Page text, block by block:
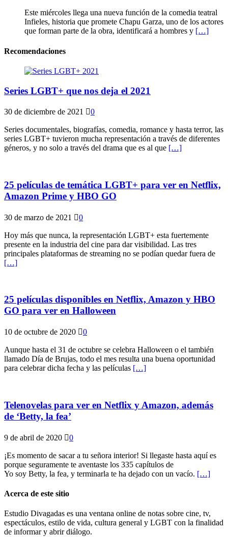
Este miércoles llega una nueva función de la comedia teatral
Infieles, historia que promete Chapu Garza, uno de los actores
que forman parte de la obra, identificará a hombres y […]
Recomendaciones
Series LGBT+ que nos deja el 2021
30 de diciembre de 2021 0
Series documentales, biografías, comedia, romance y hasta terror, las
series LGBT+ tuvieron mucha representación a través de diferentes
géneros, y no solo a través del drama que es al que […]
25 películas de temática LGBT+ para ver en Netflix,
Amazon Prime y HBO GO
30 de marzo de 2021 0
Hoy más que nunca, la representación LGBT+ esta fuertemente
presente en la industria del cine para dar visibilidad. Las tres
principales plataformas de streaming no se podían quedar fuera de
[…]
25 películas disponibles en Netflix, Amazon y HBO
GO para ver en Halloween
10 de octubre de 2020 0
Aunque hasta el 31 de octubre se celebra Halloween o el también
llamado Día de Brujas, todo el mes resulta una buena oportunidad
para celebrar dicha fecha y las películas […]
Telenovelas para ver en Netflix y Amazon, además
de ‘Betty, la fea’
9 de abril de 2020 0
¡Es momento de sacar a tu señora interior! Si llegaste hasta aquí es
porque seguramente te aventaste los 335 capítulos de
Yo soy Betty, la fea, y terminarla te ha dejado con un vacío. […]
Acerca de este sitio
Estudio Divagadas es una ventana online de notas sobre cine, tv,
espectáculos, estilo de vida, cultura general y LGBT con la finalidad
de informar y abrir diálogo.